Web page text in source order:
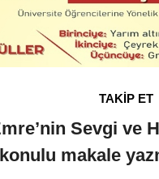
TAKİP ET
Sevgi ve
konulu makale